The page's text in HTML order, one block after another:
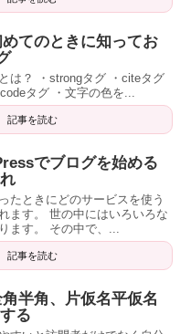
てのときに知ってお
は？ ・strongタグ ・citeタグ
タグ ・文字の色を...
記事を読む
でブログを始める
たときにどのサービスを使う
ます。 世の中にはいろいろな
ます。 その中で、...
記事を読む
半角、片仮名平仮名
る